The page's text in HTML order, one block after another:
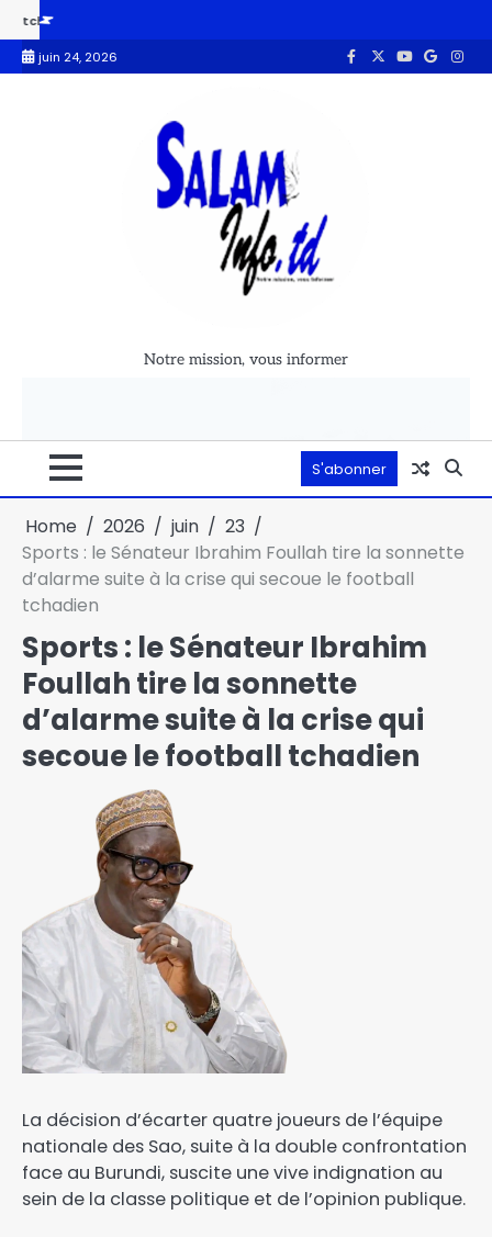
3 : la sénatrice Sahoulba Fouda appelle les populations du Mayo-
juin 24, 2026
Notre mission, vous informer
S'abonner
Home 2026 juin
23
Sports : le Sénateur Ibrahim Foullah tire la sonnette
d’alarme suite à la crise qui secoue le football
tchadien
Sports : le Sénateur Ibrahim
Foullah tire la sonnette
d’alarme suite à la crise qui
secoue le football tchadien
La décision d’écarter quatre joueurs de l’équipe
nationale des Sao, suite à la double confrontation
face au Burundi, suscite une vive indignation au
sein de la classe politique et de l’opinion publique.